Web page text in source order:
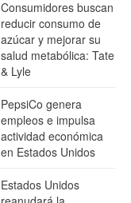
Consumidores buscan
reducir consumo de
azúcar y mejorar su
salud metabólica: Tate
& Lyle
PepsiCo genera
empleos e impulsa
actividad económica
en Estados Unidos
Estados Unidos